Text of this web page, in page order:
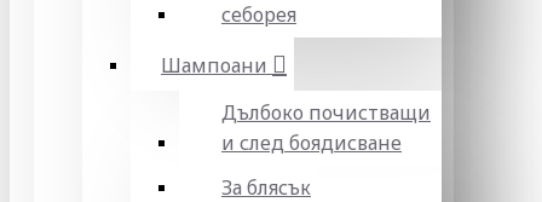
себорея
Шампоани
Дълбоко почистващи
и след боядисване
За блясък